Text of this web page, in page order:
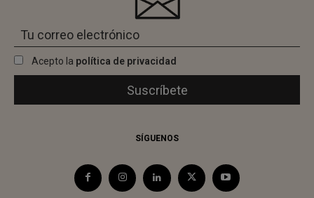
Acepto la política de privacidad
SÍGUENOS